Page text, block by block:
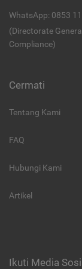
WhatsApp: 0853
(Directorate
Compliance)
Cermati
Tentang Kami
FAQ
Hubungi Kami
Artikel
Ikuti Media